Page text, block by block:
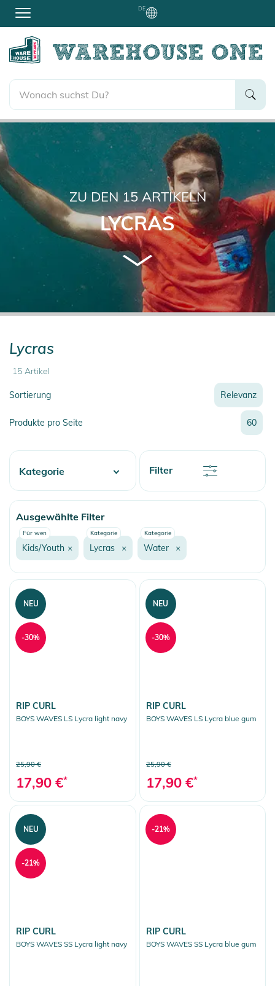
DE
ZU DEN15ARTIKELN
LYCRAS
Lycras
15 Artikel
Sortierung
Relevanz
Relevanz
Neueste
Preis
Rabatt
Name
Name
Produkte pro Seite 60
Filter
Kategorie
Wake
Beachwear
Surf
Neopren
Lycras
Stand Up Paddling
Skate
More Fun
Auswahl aufheben
Ausgewählte Filter
Für wen
Kids/Youth ×
Kategorie
Lycras ×
Kategorie
Water ×
RIP CURL
BOYS WAVES LS Lycra light navy
25,90 €
17,90 €*
NEU
-30%
RIP CURL
BOYS WAVES LS Lycra blue gum
25,90 €
17,90 €*
NEU
-30%
RIP CURL
BOYS WAVES SS Lycra light navy
NEU
-21%
RIP CURL
BOYS WAVES SS Lycra blue gum
-21%